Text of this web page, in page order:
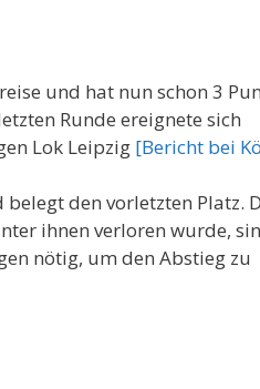
und hat nun schon 3
Runde ereignete sich
Lok Leipzig [Bericht bei
belegt den vorletzten Platz.
ihnen verloren wurde,
nötig, um den Abstieg zu